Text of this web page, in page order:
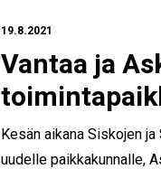
19.8.2021
Vantaa ja
Kesän aikana Siskojen
uudelle paikkakunnalle,